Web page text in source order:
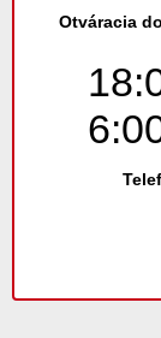
Otváracia